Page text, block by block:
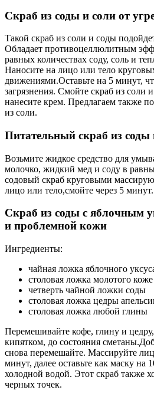
Скраб из соды и соли от
Такой скраб из соли и соды
Обладает противоцеллюлитным
равных количествах соду, соль и
Наносите на лицо или тело
движениями.Оставьте на 5 минут,
загрязнения. Смойте скраб из соли
нанесите крем. Предлагаем также
из соли.
Питательный скраб из соды
Возьмите жидкое средство для
молочко, жидкий мед и соду в
содовый скраб круговыми
лицо или тело,смойте через 5 минут.
Скраб из соды с яблочным
и проблемной кожи
Ингредиенты:
чайная ложка яблочного
столовая ложка молотого коже
четверть чайной ложки соды
столовая ложка цедры
столовая ложка любой глины
Перемешивайте кофе, глину и
кипятком, до состояния
снова перемешайте. Массируйте
минут, далее оставьте как маску на
холодной водой. Этот скраб также
черных точек.